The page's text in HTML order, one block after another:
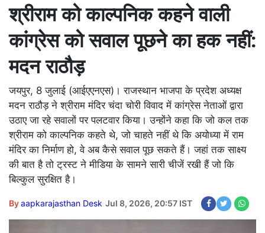
श्रीराम को काल्पनिक कहने वाली
कांग्रेस को सवाल पूछने का हक नहीं:
मदन राठौड़
जयपुर, 8 जुलाई (आईएएनएस)। राजस्थान भाजपा के प्रदेश अध्यक्ष
मदन राठौड़ ने श्रीराम मंदिर चंदा चोरी विवाद में कांग्रेस नेताओं द्वारा
उठाए जा रहे सवालों पर पलटवार किया। उन्होंने कहा कि जो कल तक
श्रीराम को काल्पनिक कहते थे, जो चाहते नहीं थे कि अयोध्या में राम
मंदिर का निर्माण हो, वे अब कैसे सवाल पूछ सकते हैं। जहां तक साक्ष्य
की बात है तो ट्रस्ट ने मीडिया के सामने सारी चीजें रखी हैं जो कि
बिल्कुल सुरक्षित है।
Byaapkarajasthan Desk Jul 8, 2026, 20:57 IST